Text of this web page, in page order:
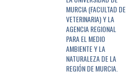
MURCIA (FACULTAD DE
VETERINARIA) Y LA
AGENCIA REGIONAL
PARA EL MEDIO
AMBIENTE Y LA
NATURALEZA DE LA
REGIÓN DE MURCIA.